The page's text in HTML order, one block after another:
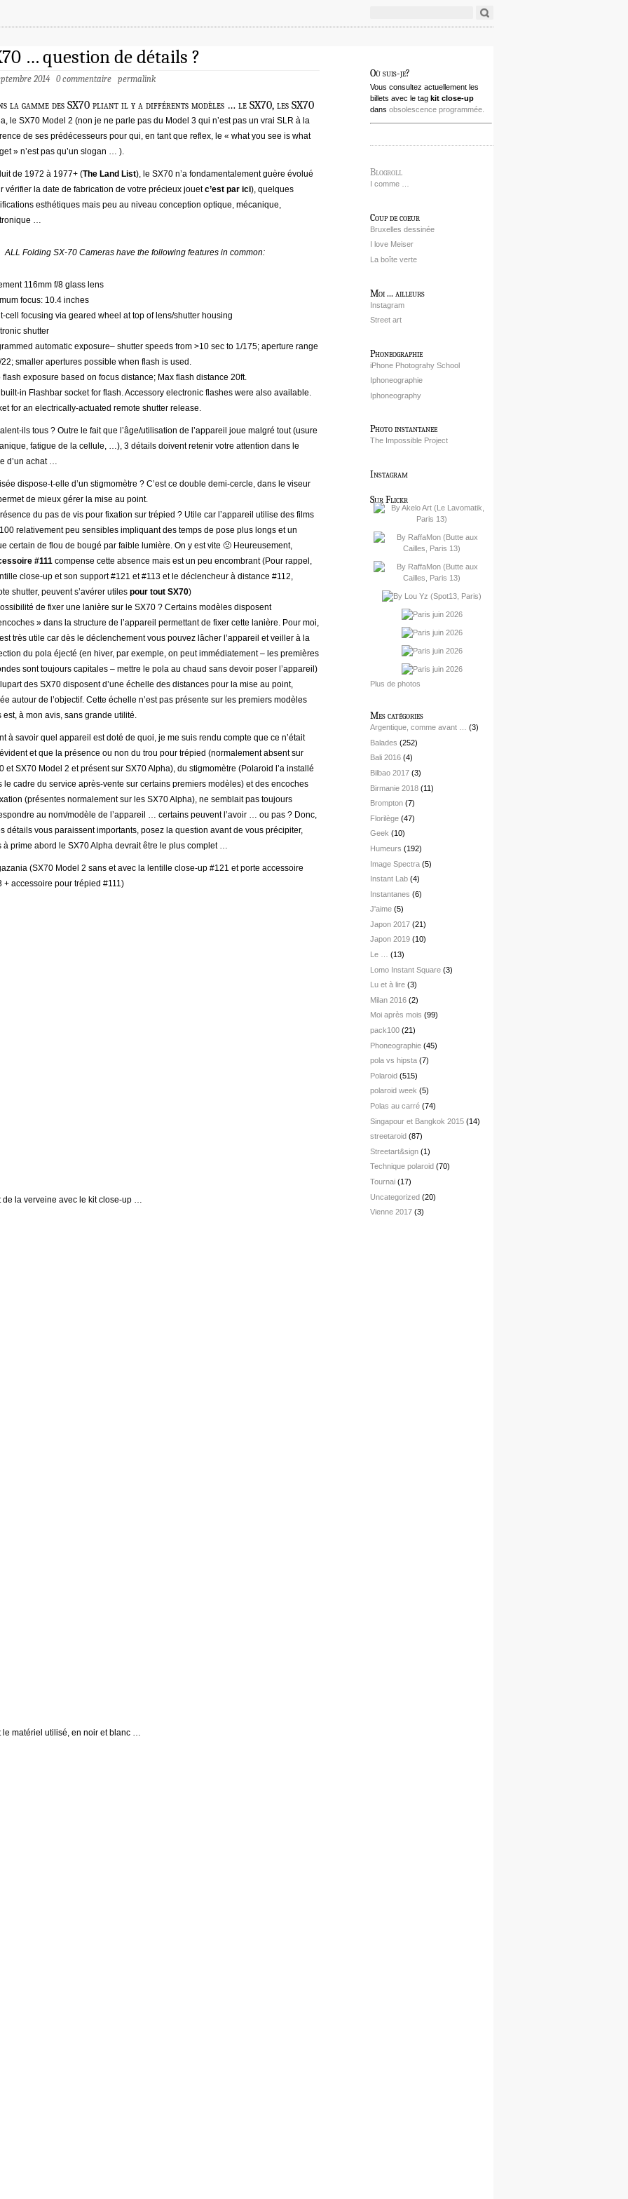
… question de détails ?
2014 0 commentaire permalink
la gamme des SX70 pliant il y a différents modèles … le SX70, les SX70
le SX70 Model 2 (non je ne parle pas du Model 3 qui n’est pas un vrai SLR à la
de ses prédécesseurs pour qui, en tant que reflex, le « what you see is what
» n’est pas qu’un slogan … ).
de 1972 à 1977+ (The Land List), le SX70 n’a fondamentalement guère évolué
vérifier la date de fabrication de votre précieux jouetc’est par ici), quelques
esthétiques mais peu au niveau conception optique, mécanique,
…
ALL Folding SX-70 Cameras have the following features in common:
116mm f/8 glass lens
focus: 10.4 inches
cell focusing via geared wheel at top of lens/shutter housing
shutter
automatic exposure– shutter speeds from >10 sec to 1/175; aperture range
22; smaller apertures possible when flash is used.
flash exposure based on focus distance; Max flash distance 20ft.
in Flashbar socket for flash. Accessory electronic flashes were also available.
for an electrically-actuated remote shutter release.
ils tous ? Outre le fait que l’âge/utilisation de l’appareil joue malgré tout (usure
fatigue de la cellule, …), 3 détails doivent retenir votre attention dans le
d’un achat …
dispose-t-elle d’un stigmomètre ? C’est ce double demi-cercle, dans le viseur
de mieux gérer la mise au point.
du pas de vis pour fixation sur trépied ? Utile car l’appareil utilise des films
relativement peu sensibles impliquant des temps de pose plus longs et un
certain de flou de bougé par faible lumière. On y est vite 🙁 Heureusement,
#111 compense cette absence mais est un peu encombrant (Pour rappel,
close-up et son support #121 et #113 et le déclencheur à distance #112,
shutter, peuvent s’avérer utiles pour tout SX70)
de fixer une lanière sur le SX70 ? Certains modèles disposent
» dans la structure de l’appareil permettant de fixer cette lanière. Pour moi,
très utile car dès le déclenchement vous pouvez lâcher l’appareil et veiller à la
du pola éjecté (en hiver, par exemple, on peut immédiatement – les premières
sont toujours capitales – mettre le pola au chaud sans devoir poser l’appareil)
des SX70 disposent d’une échelle des distances pour la mise au point,
autour de l’objectif. Cette échelle n’est pas présente sur les premiers modèles
est, à mon avis, sans grande utilité.
à savoir quel appareil est doté de quoi, je me suis rendu compte que ce n’était
et que la présence ou non du trou pour trépied (normalement absent sur
et SX70 Model 2 et présent sur SX70 Alpha), du stigmomètre (Polaroid l’a installé
le cadre du service après-vente sur certains premiers modèles) et des encoches
(présentes normalement sur les SX70 Alpha), ne semblait pas toujours
au nom/modèle de l’appareil … certains peuvent l’avoir … ou pas ? Donc,
détails vous paraissent importants, posez la question avant de vous précipiter,
à prime abord le SX70 Alpha devrait être le plus complet …
(SX70 Model 2 sans et avec la lentille close-up #121 et porte accessoire
+ accessoire pour trépied #111)
la verveine avec le kit close-up …
matériel utilisé, en noir et blanc …
Où suis-je?
Vous consultez actuellement les
billets avec le tag kit close-up
dans obsolescence programmée.
Blogroll
I comme …
Coup de coeur
Bruxelles dessinée
I love Meiser
La boîte verte
Moi ... ailleurs
Instagram
Street art
Phoneographie
iPhone Photograhy School
Iphoneographie
Iphoneography
Photo instantanee
The Impossible Project
Instagram
Sur Flickr
Plus de photos
Mes catégories
Argentique, comme avant …
(3)
Balades (252)
Bali 2016 (4)
Bilbao 2017 (3)
Birmanie 2018 (11)
Brompton (7)
Florilège (47)
Geek (10)
Humeurs (192)
Image Spectra (5)
Instant Lab (4)
Instantanes (6)
J'aime (5)
Japon 2017 (21)
Japon 2019 (10)
Le …
(13)
Lomo Instant Square (3)
Lu et à lire (3)
Milan 2016 (2)
Moi après mois (99)
pack100 (21)
Phoneographie (45)
pola vs hipsta (7)
Polaroid (515)
polaroid week (5)
Polas au carré (74)
Singapour et Bangkok 2015 (14)
streetaroid (87)
Streetart&sign (1)
Technique polaroid (70)
Tournai (17)
Uncategorized (20)
Vienne 2017 (3)